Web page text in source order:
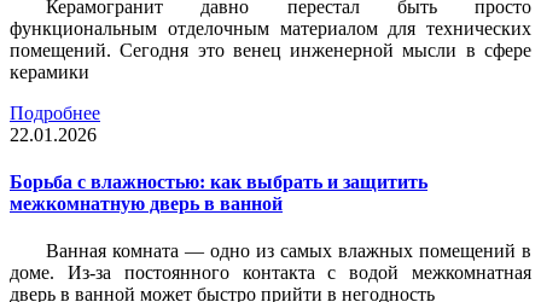
Керамогранит давно перестал быть просто
функциональным отделочным материалом для технических
помещений. Сегодня это венец инженерной мысли в сфере
керамики
Подробнее
22.01.2026
Борьба с влажностью: как выбрать и защитить
межкомнатную дверь в ванной
Ванная комната — одно из самых влажных помещений в
доме. Из-за постоянного контакта с водой межкомнатная
дверь в ванной может быстро прийти в негодность